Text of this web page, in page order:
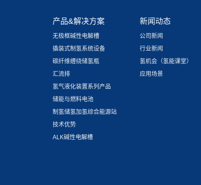
产品&解决方案
无极框碱性电解槽
撬装式制氢系统设备
碳纤维缠绕储氢瓶
汇流排
氢气液化装置系列产品
储能与燃料电池
制氢储氢加氢综合能源站
技术优势
ALK碱性电解槽
新闻动态
公司新闻
行业新闻
氢机会（氢能课堂）
应用场景